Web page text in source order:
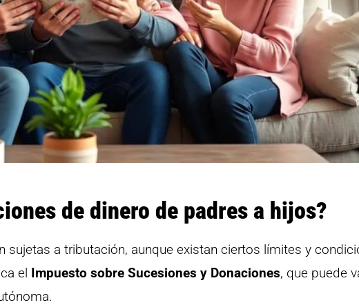
de dinero de padres a hijos?
sujetas a tributación, aunque existan ciertos límites y
el Impuesto sobre Sucesiones y Donaciones, que puede